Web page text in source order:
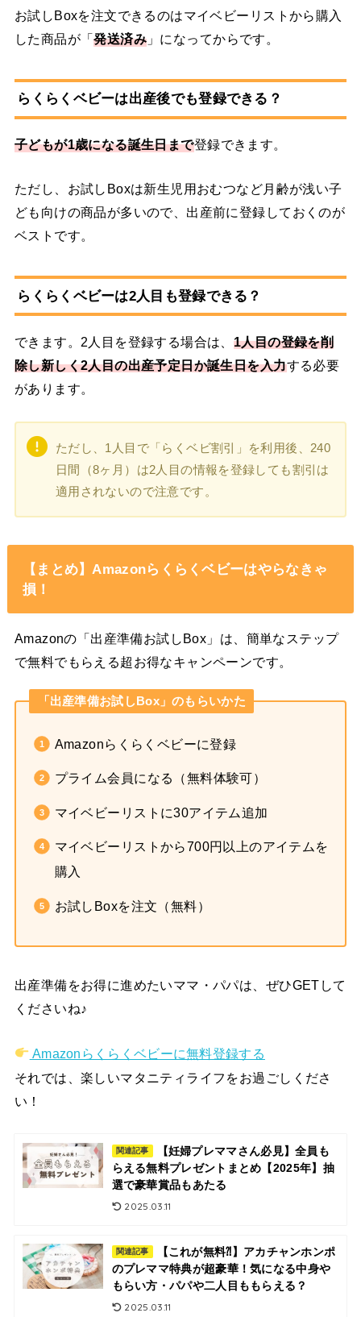
お試しBoxを注文できるのはマイベビーリストから購入
した商品が「発送済み 」になってからです。
らくらくベビーは出産後でも登録できる？
子どもが1歳になる誕生日まで登録できます。
ただし、お試しBoxは新生児用おむつなど月齢が浅い子
ども向けの商品が多いので、出産前に登録しておくのが
ベストです。
らくらくベビーは2人目も登録できる？
できます。2人目を登録する場合は、 1人目の登録を削
除し新しく2人目の出産予定日か誕生日を入力する必要
があります。
ただし、1人目で「らくベビ割引」を利用後、240
日間（8ヶ月）は2人目の情報を登録しても割引は
適用されないので注意です。
【まとめ】Amazonらくらくベビーはやらなきゃ
損！
Amazonの「出産準備お試しBox」は、簡単なステップ
で無料でもらえる超お得なキャンペーンです。
「出産準備お試しBox」のもらいかた
Amazonらくらくベビーに登録
プライム会員になる（無料体験可）
マイベビーリストに30アイテム追加
マイベビーリストから700円以上のアイテムを
購入
お試しBoxを注文（無料）
出産準備をお得に進めたいママ・パパは、ぜひGETして
くださいね♪
Amazonらくらくベビーに無料登録する
それでは、楽しいマタニティライフをお過ごしくださ
い！
関連記事
【妊婦プレママさん必見】全員も
らえる無料プレゼントまとめ【2025年】抽
選で豪華賞品もあたる
2025.03.11
関連記事
【これが無料⁈】アカチャンホンポ
のプレママ特典が超豪華！気になる中身や
もらい方・パパや二人目ももらえる？
2025.03.11